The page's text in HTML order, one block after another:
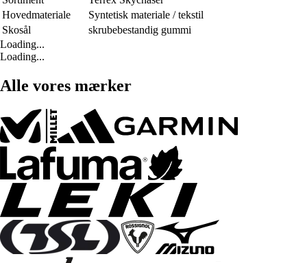
Hovedmateriale
Syntetisk materiale / tekstil
Skosål
skrubebestandig gummi
Loading...
Loading...
Alle vores mærker